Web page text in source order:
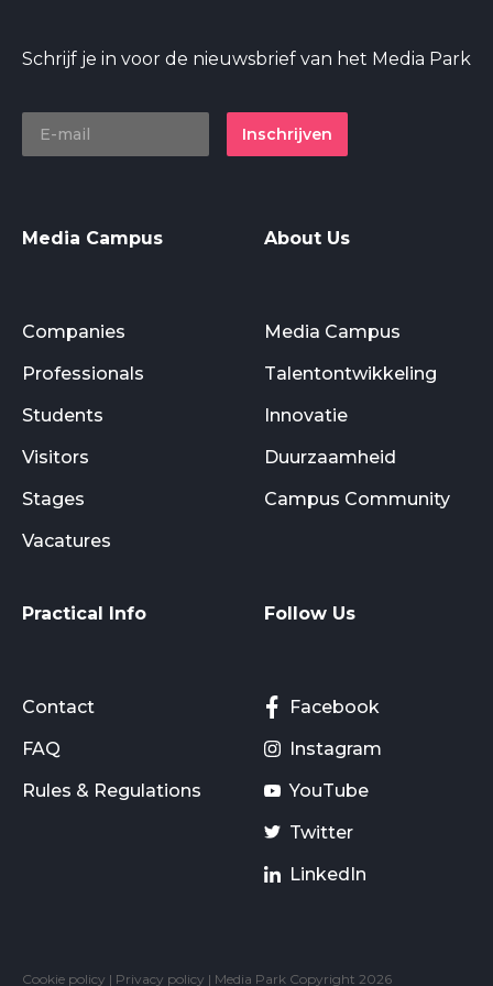
Schrijf je in voor de nieuwsbrief van het Media Park
Inschrijven
Media Campus
Companies
Professionals
Students
Visitors
Stages
Vacatures
About Us
Media Campus
Talentontwikkeling
Innovatie
Duurzaamheid
Campus Community
Practical Info
Contact
FAQ
Rules & Regulations
Follow Us
Facebook
Instagram
YouTube
Twitter
LinkedIn
Cookie policy | Privacy policy | Media Park Copyright 2026